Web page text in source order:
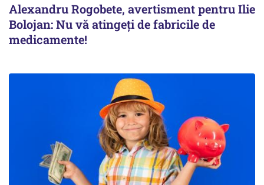
Alexandru Rogobete, avertisment pentru Ilie
Bolojan: Nu vă atingeți de fabricile de
medicamente!